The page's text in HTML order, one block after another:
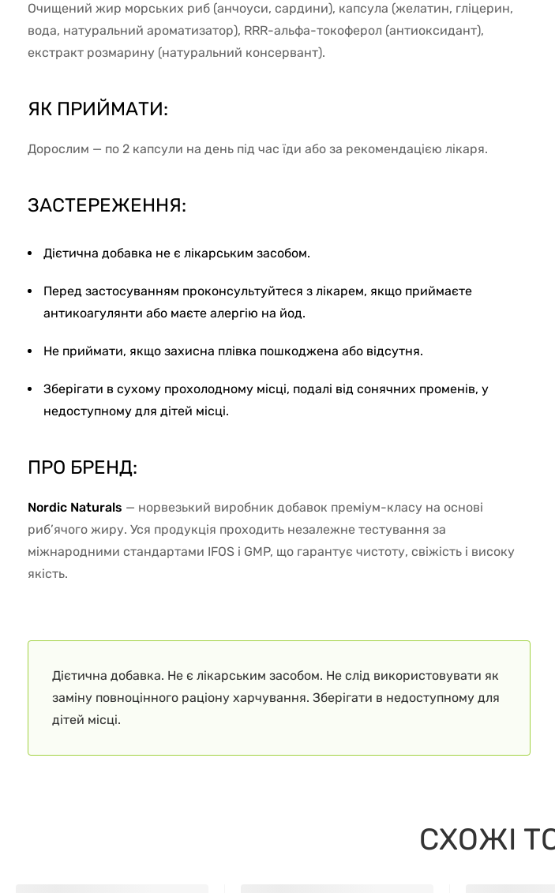
Дієтична добавка. Не є лікарським засобом. Не слід використовувати як
заміну повноцінного раціону харчування. Зберігати в недоступному для
дітей місці.
Очищений жир морських риб (анчоуси, сардини), капсула (желатин, гліцерин,
вода, натуральний ароматизатор), RRR-альфа-токоферол (антиоксидант),
екстракт розмарину (натуральний консервант).
ЯК ПРИЙМАТИ:
Дорослим — по 2 капсули на день під час їди або за рекомендацією лікаря.
ЗАСТЕРЕЖЕННЯ:
Дієтична добавка не є лікарським засобом.
Перед застосуванням проконсультуйтеся з лікарем, якщо приймаєте
антикоагулянти або маєте алергію на йод.
Не приймати, якщо захисна плівка пошкоджена або відсутня.
Зберігати в сухому прохолодному місці, подалі від сонячних променів, у
недоступному для дітей місці.
ПРО БРЕНД:
Nordic Naturals — норвезький виробник добавок преміум-класу на основі
риб’ячого жиру. Уся продукція проходить незалежне тестування за
міжнародними стандартами IFOS і GMP, що гарантує чистоту, свіжість і високу
якість.
СХОЖІ